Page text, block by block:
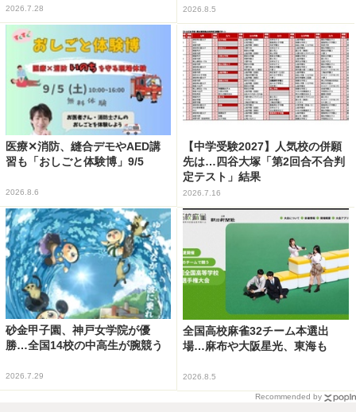
2026.7.28 2026.8.5
医療✕消防、縫合デモやAED講
習も「おしごと体験博」9/5
2026.8.6
【中学受験2027】人気校の併願
先は…四谷大塚「第2回合不合判
定テスト」結果
2026.7.16
砂金甲子園、神戸女学院が優
勝…全国14校の中高生が腕競う
2026.7.29
全国高校麻雀32チーム本選出
場…麻布や大阪星光、東海も
2026.8.5
Recommended by